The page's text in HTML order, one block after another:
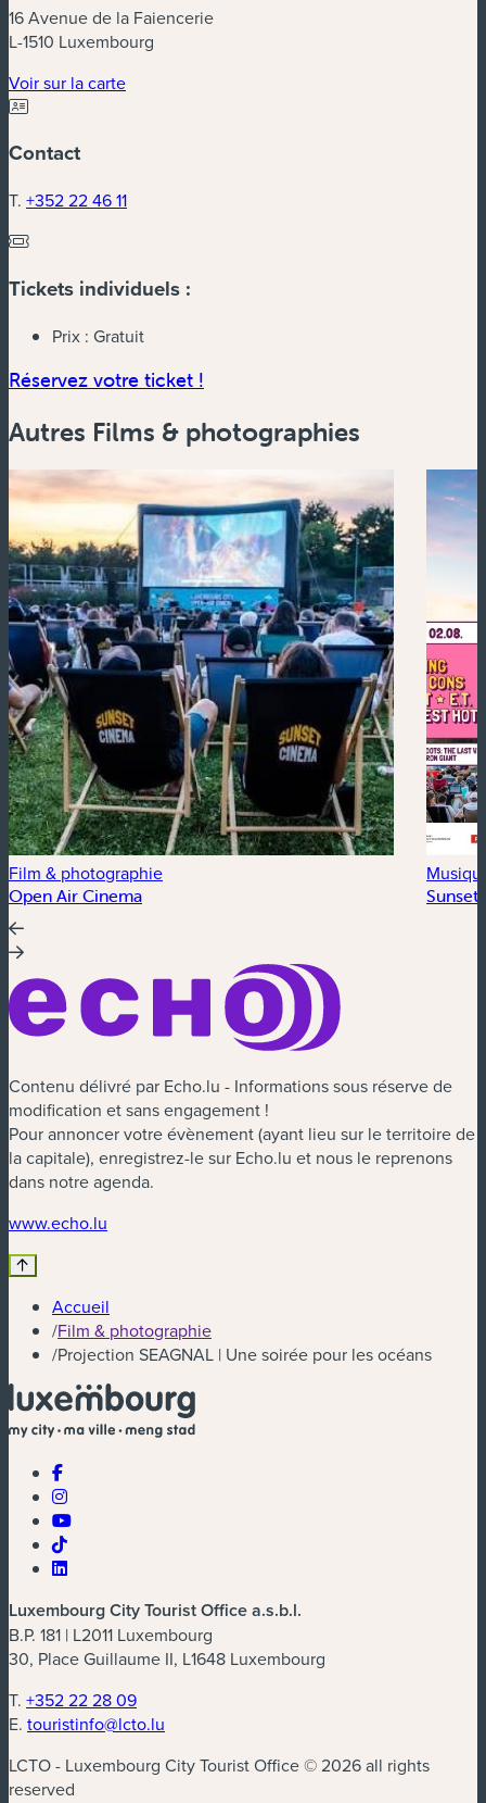
16 Avenue de la Faiencerie
L-1510 Luxembourg
Voir sur la carte(nouvelle fenêtre)
Contact
T. +352 22 46 11
Tickets individuels :
Prix : Gratuit
Réservez votre ticket !
Autres Films & photographies
Film & photographie
Open Air Cinema Sunset
Contenu délivré par Echo.lu - Informations sous réserve de
modification et sans engagement !
Pour annoncer votre évènement (ayant lieu sur le territoire de
la capitale), enregistrez-le sur Echo.lu et nous le reprenons
dans notre agenda.
www.echo.lu
Accueil
/Film & photographie
/Projection SEAGNAL | Une soirée pour les océans
Luxembourg City Tourist Office a.s.b.l.
B.P. 181 | L2011 Luxembourg
30, Place Guillaume II, L1648 Luxembourg
T. +352 22 28 09
E. touristinfo@lcto.lu
LCTO - Luxembourg City Tourist Office © 2026 all rights
reserved